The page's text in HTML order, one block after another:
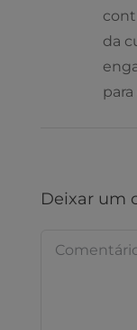
da
Deixar um
Comentário